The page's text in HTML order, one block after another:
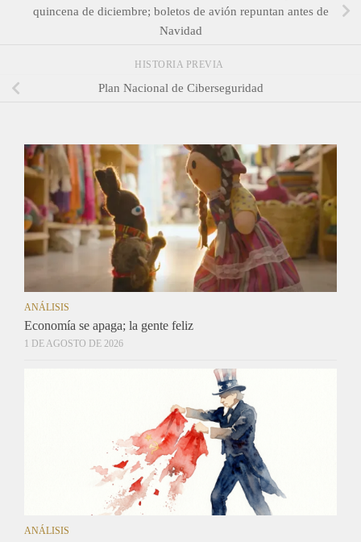
quincena de diciembre; boletos de avión repuntan antes de
Navidad
HISTORIA PREVIA
Plan Nacional de Ciberseguridad
ANÁLISIS
Economía se apaga; la gente feliz
1 DE AGOSTO DE 2026
ANÁLISIS